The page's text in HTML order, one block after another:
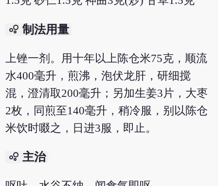
bubble_chart 制法用量
上锉一剂。用十年以上陈仓米75克，顺流
水400毫升，煎沸，泡伏龙肝，研细搅
混，澄清取200毫升；另加生姜3片，大枣
2枚，同煎至140毫升，稍冷服，别以陈仓
米饮时啜之，日进3服，即止。
bubble_chart 主治